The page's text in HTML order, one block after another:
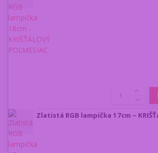
Zlatistá RGB lampička 17cm –